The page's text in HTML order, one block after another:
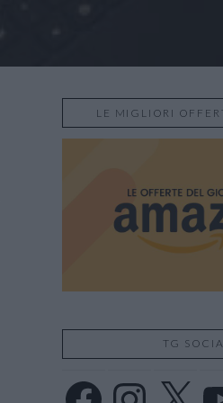
LE MIGLIORI
TG
Facebook Instagram